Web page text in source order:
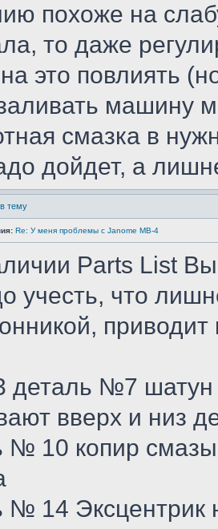
похоже на
то даже
это повлиять
машину
смазка в
дойдет, а
тему
Re: У меня проблемы с Janome MB-4
Parts List Вы
учесть, что
деталь №7
вверх и низ
№ 10 копир
№ 14 Эксцентрик